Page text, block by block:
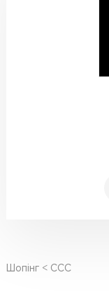
Шопінг CCC